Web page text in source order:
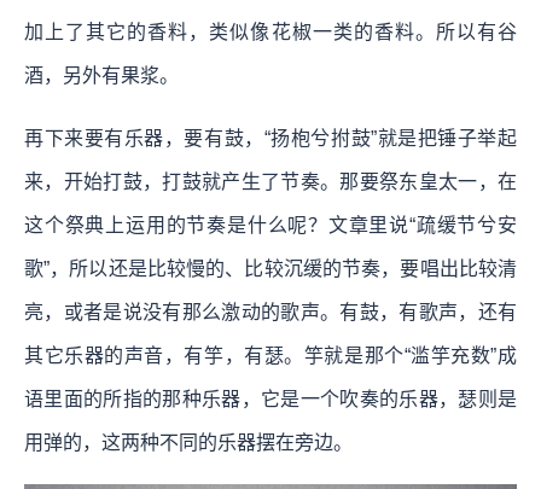
加上了其它的香料，类似像花椒一类的香料。所以有谷
酒，另外有果浆。
再下来要有乐器，要有鼓，“扬枹兮拊鼓”就是把锤子举起
来，开始打鼓，打鼓就产生了节奏。那要祭东皇太一，在
这个祭典上运用的节奏是什么呢？文章里说“疏缓节兮安
歌”，所以还是比较慢的、比较沉缓的节奏，要唱出比较清
亮，或者是说没有那么激动的歌声。有鼓，有歌声，还有
其它乐器的声音，有竽，有瑟。竽就是那个“滥竽充数”成
语里面的所指的那种乐器，它是一个吹奏的乐器，瑟则是
用弹的，这两种不同的乐器摆在旁边。